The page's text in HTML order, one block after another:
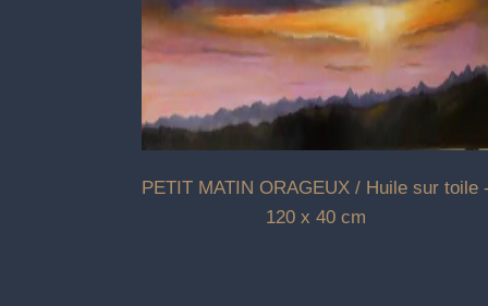
PETIT MATIN ORAGEUX / Huile sur toile
120 x 40 cm